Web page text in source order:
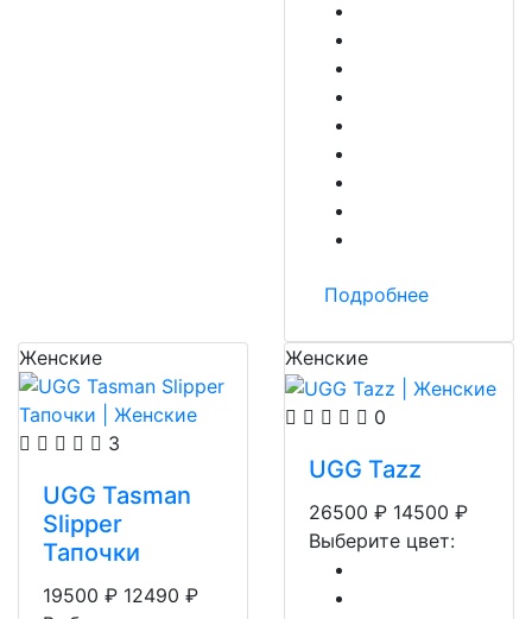
Подробнее
Женские
3
UGG Tasman
Slipper
Тапочки
19500 ₽ 12490 ₽
Женские
0
UGG Tazz
26500 ₽ 14500 ₽
Выберите цвет: